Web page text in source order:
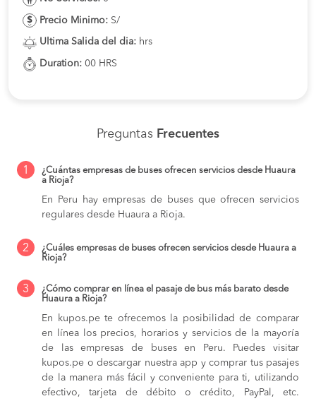
Precio Minimo: S/
Ultima Salida del dia: hrs
Duration: 00 HRS
Preguntas Frecuentes
1
¿Cuántas empresas de buses ofrecen servicios desde Huaura
a Rioja?
En Peru hay empresas de buses que ofrecen servicios
regulares desde Huaura a Rioja.
2
¿Cuáles empresas de buses ofrecen servicios desde Huaura a
Rioja?
3
¿Cómo comprar en línea el pasaje de bus más barato desde
Huaura a Rioja?
En kupos.pe te ofrecemos la posibilidad de comparar
en línea los precios, horarios y servicios de la mayoría
de las empresas de buses en Peru. Puedes visitar
kupos.pe o descargar nuestra app y comprar tus pasajes
de la manera más fácil y conveniente para ti, utilizando
efectivo, tarjeta de débito o crédito, PayPal, etc.